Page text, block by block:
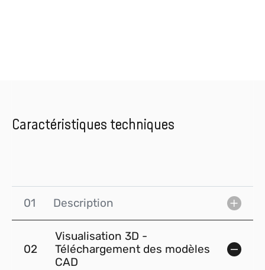
Caractéristiques techniques
01 Description
02
Visualisation 3D -
Téléchargement des modèles
CAD